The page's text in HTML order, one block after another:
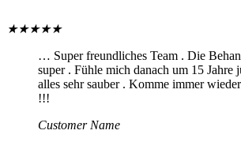
★★★★★
… Super freundliches Team . Die
super . Fühle mich danach um 15 Jahre
alles sehr sauber . Komme immer
!!!
Customer Name